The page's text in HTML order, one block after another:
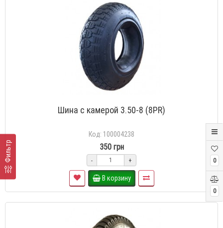
0
0
Фильтр
Шина с камерой 3.50-8 (8PR)
Код: 100004238
350 грн
- +
В корзину